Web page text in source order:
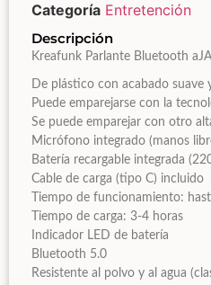
Categoría Entretención
Descripción
Kreafunk Parlante Bluetooth
De plástico con acabado
Puede emparejarse con la
Se puede emparejar con otro
Micrófono integrado (manos
Batería recargable integrada
Cable de carga (tipo C) incluido
Tiempo de funcionamiento:
Tiempo de carga: 3-4 horas
Indicador LED de batería
Bluetooth 5.0
Resistente al polvo y al agua